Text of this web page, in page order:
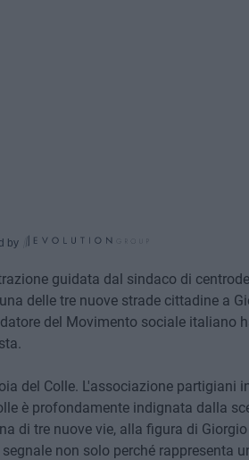
by
guidata dal sindaco di
delle tre nuove strade cittadine a
del Movimento sociale italiano
del Colle. L'associazione partigiani
è profondamente indignata dalla
di tre nuove vie, alla figura di Giorgio
non solo perché rappresenta